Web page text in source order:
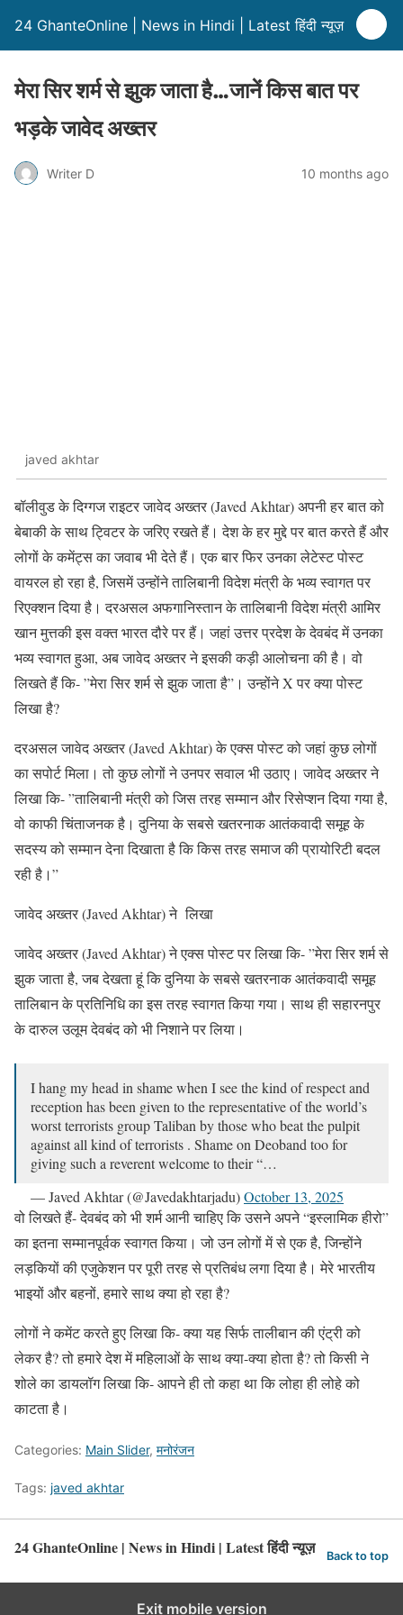
24 GhanteOnline | News in Hindi | Latest हिंदी न्यूज़
मेरा सिर शर्म से झुक जाता है…जानें किस बात पर
भड़के जावेद अख्तर
Writer D 10 months ago
javed akhtar
बॉलीवुड के दिग्गज राइटर जावेद अख्तर (Javed Akhtar) अपनी हर बात को
बेबाकी के साथ ट्विटर के जरिए रखते हैं। देश के हर मुद्दे पर बात करते हैं और
लोगों के कमेंट्स का जवाब भी देते हैं। एक बार फिर उनका लेटेस्ट पोस्ट
वायरल हो रहा है, जिसमें उन्होंने तालिबानी विदेश मंत्री के भव्य स्वागत पर
रिएक्शन दिया है। दरअसल अफगानिस्तान के तालिबानी विदेश मंत्री आमिर
खान मुत्तकी इस वक्त भारत दौरे पर हैं। जहां उत्तर प्रदेश के देवबंद में उनका
भव्य स्वागत हुआ, अब जावेद अख्तर ने इसकी कड़ी आलोचना की है। वो
लिखते हैं कि- ”मेरा सिर शर्म से झुक जाता है”। उन्होंने X पर क्या पोस्ट
लिखा है?
दरअसल जावेद अख्तर (Javed Akhtar) के एक्स पोस्ट को जहां कुछ लोगों
का सपोर्ट मिला। तो कुछ लोगों ने उनपर सवाल भी उठाए। जावेद अख्तर ने
लिखा कि- ”तालिबानी मंत्री को जिस तरह सम्मान और रिसेप्शन दिया गया है,
वो काफी चिंताजनक है। दुनिया के सबसे खतरनाक आतंकवादी समूह के
सदस्य को सम्मान देना दिखाता है कि किस तरह समाज की प्रायोरिटी बदल
रही है।”
जावेद अख्तर (Javed Akhtar) ने लिखा
जावेद अख्तर (Javed Akhtar) ने एक्स पोस्ट पर लिखा कि- ”मेरा सिर शर्म से
झुक जाता है, जब देखता हूं कि दुनिया के सबसे खतरनाक आतंकवादी समूह
तालिबान के प्रतिनिधि का इस तरह स्वागत किया गया। साथ ही सहारनपुर
के दारुल उलूम देवबंद को भी निशाने पर लिया।
I hang my head in shame when I see the kind of respect and
reception has been given to the representative of the world’s
worst terrorists group Taliban by those who beat the pulpit
against all kind of terrorists . Shame on Deoband too for
giving such a reverent welcome to their “…
— Javed Akhtar (@Javedakhtarjadu)October 13, 2025
वो लिखते हैं- देवबंद को भी शर्म आनी चाहिए कि उसने अपने “इस्लामिक हीरो”
का इतना सम्मानपूर्वक स्वागत किया। जो उन लोगों में से एक है, जिन्होंने
लड़कियों की एजुकेशन पर पूरी तरह से प्रतिबंध लगा दिया है। मेरे भारतीय
भाइयों और बहनों, हमारे साथ क्या हो रहा है?
लोगों ने कमेंट करते हुए लिखा कि- क्या यह सिर्फ तालीबान की एंट्री को
लेकर है? तो हमारे देश में महिलाओं के साथ क्या-क्या होता है? तो किसी ने
शोले का डायलॉग लिखा कि- आपने ही तो कहा था कि लोहा ही लोहे को
काटता है।
Categories: Main Slider, मनोरंजन
Tags: javed akhtar
24 GhanteOnline | News in Hindi | Latest हिंदी न्यूज़ Back to top
Exit mobile version